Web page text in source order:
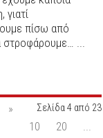
πίσω από
...
Σελίδα 4 από 23
»
10
20